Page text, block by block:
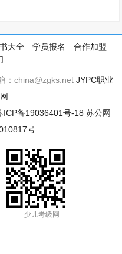
大全 学员报名
合作加盟
：china@zgks.net JYPC职业
ICP备19036401号-18 苏公网
号
少儿考级网